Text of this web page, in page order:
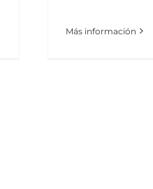
Más información